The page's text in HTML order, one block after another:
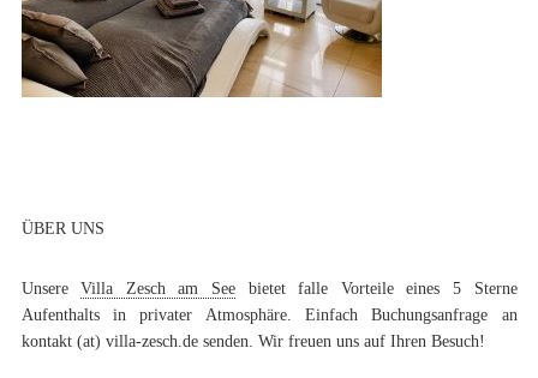
ÜBER UNS
UnsereVilla Zesch am Seebietet falle Vorteile eines 5 Sterne
Aufenthalts in privater Atmosphäre. Einfach Buchungsanfrage an
kontakt (at) villa-zesch.de senden. Wir freuen uns auf Ihren Besuch!